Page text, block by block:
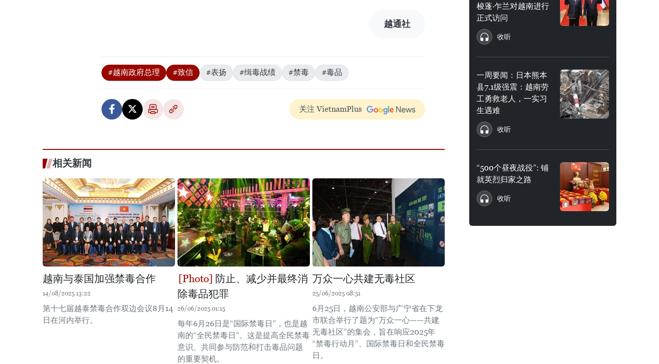
越通社
#越南政府总理 #致信 #表扬 #缉毒战绩 #禁毒 #毒品
关注 VietnamPlus
相关新闻
越南与泰国加强禁毒合作
14/08/2025 13:22
第十七届越泰禁毒合作双边会议8月14
日在河内举行。
防止、减少并最终消
除毒品犯罪
26/06/2025 01:15
每年6月26日是“国际禁毒日”，也是越
南的“全民禁毒日”。这是提高全民禁毒
意识、共同参与防范和打击毒品问题
的重要契机。
万众一心共建无毒社区
25/06/2025 08:51
6月25日，越南公安部与广宁省在下龙
市联合举行了题为“万众一心——共建
无毒社区”的集会，旨在响应2025年
“禁毒行动月”、国际禁毒日和全民禁毒
日。
梭蓬·乍兰对越南进行
正式访问
收听
一周要闻：日本熊本
县7.1级强震：越南劳
工勇救老人，一实习
生遇难
收听
“500个昼夜战役”: 铺
就英烈归家之路
收听